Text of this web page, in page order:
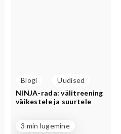
Blogi
Uudised
NINJA-rada: välitreening
väikestele ja suurtele
3 min lugemine